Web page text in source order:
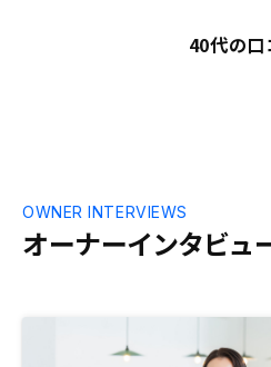
40代の口
オーナーインタビュ
OWNER INTERVIEWS